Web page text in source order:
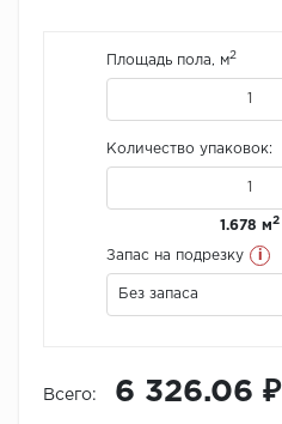
Площадь пола, м2
Количество упаковок:
1.678 м2
Запас на подрезку i
Без запаса
Всего: 6 326.06 ₽